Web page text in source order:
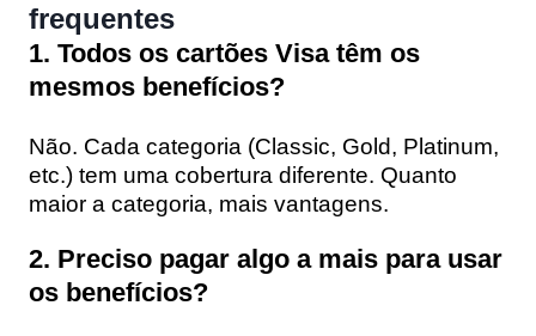
frequentes
1. Todos os cartões Visa têm os
mesmos benefícios?
Não. Cada categoria (Classic, Gold, Platinum,
etc.) tem uma cobertura diferente. Quanto
maior a categoria, mais vantagens.
2. Preciso pagar algo a mais para usar
os benefícios?